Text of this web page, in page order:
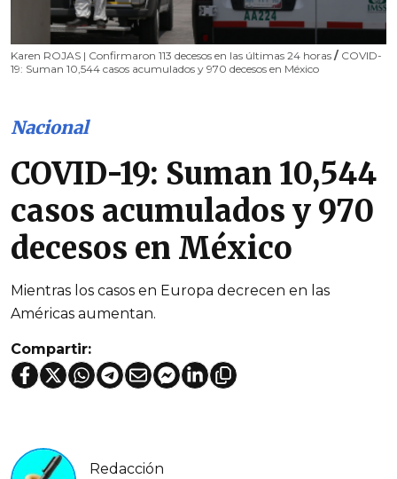
Karen ROJAS | Confirmaron 113 decesos en las últimas 24 horas / COVID-
19: Suman 10,544 casos acumulados y 970 decesos en México
Nacional
COVID-19: Suman 10,544
casos acumulados y 970
decesos en México
Mientras los casos en Europa decrecen en las
Américas aumentan.
Compartir:
Redacción